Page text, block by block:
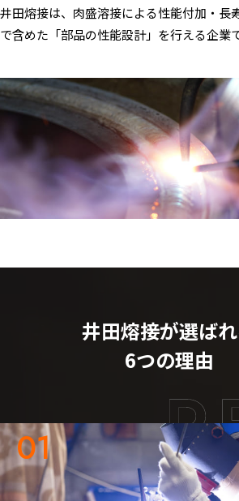
井田熔接は、肉盛溶接による性能付加・長
で含めた「部品の性能設計」を行える企業で
井田熔接が選ば
6つの理由